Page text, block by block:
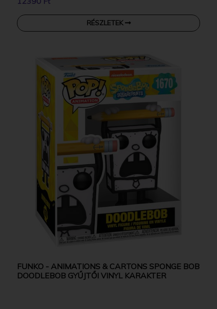
RÉSZLETEK
FUNKO - ANIMATIONS & CARTONS SPONGE BOB
DOODLEBOB GYŰJTŐI VINYL KARAKTER